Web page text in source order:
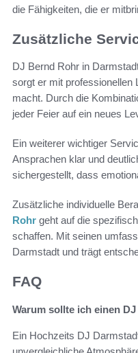
die Fähigkeiten, die er
Zusätzliche
DJ Bernd Rohr in
sorgt er mit professionellen
macht. Durch die
jeder Feier auf ein neues
Ein weiterer wichtiger
Ansprachen klar und
sichergestellt, dass
Zusätzliche individuelle
Rohr geht auf die
schaffen. Mit seinen
Darmstadt und trägt
FAQ
Warum sollte ich einen
Ein Hochzeits DJ